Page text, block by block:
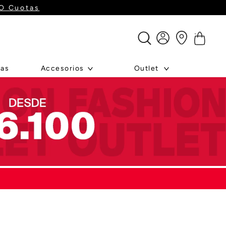
Cuotas
Accesorios Outlet